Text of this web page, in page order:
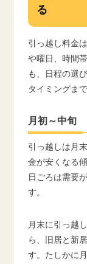
る
引っ越し料金
や曜日、時間
も、日程の選
タイミングま
月初～中旬
引っ越しは月
金が安くなる
日ごろは需要
す。
月末に引っ越
ら、旧居と新
す。たしかに